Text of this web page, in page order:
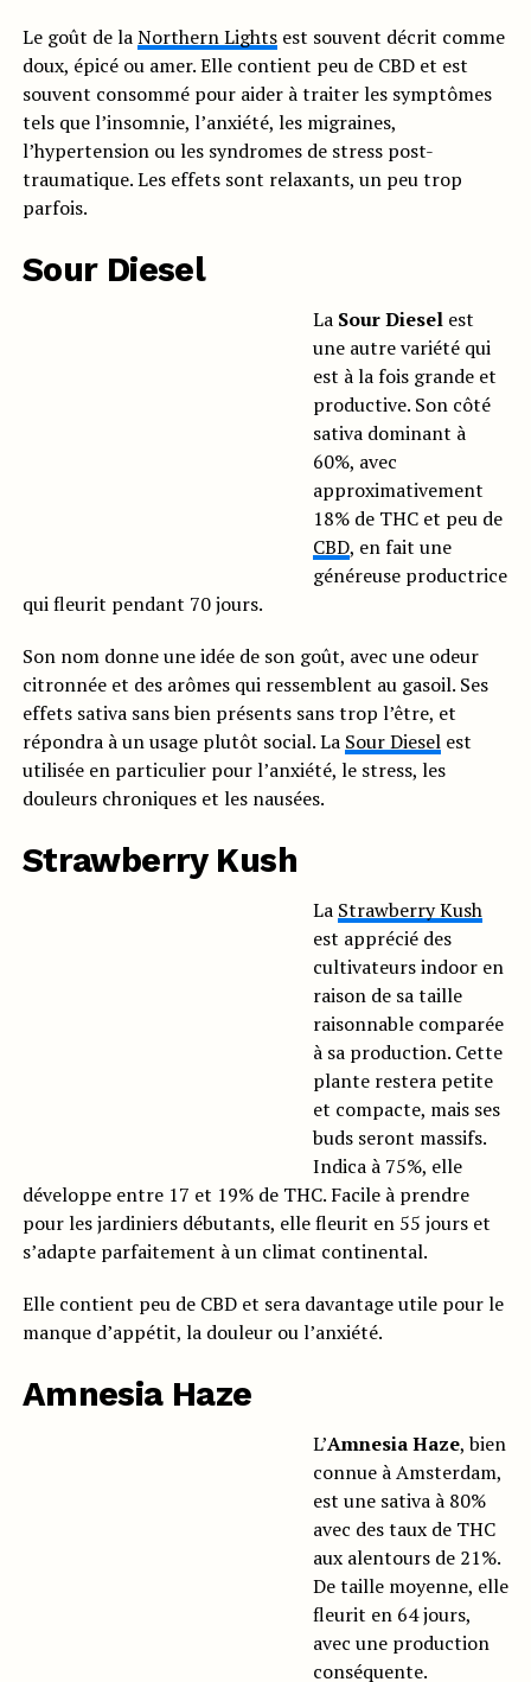
Le goût de laNorthern Lightsest souvent décrit comme
doux, épicé ou amer. Elle contient peu de CBD et est
souvent consommé pour aider à traiter les symptômes
tels que l’insomnie, l’anxiété, les migraines,
l’hypertension ou les syndromes de stress post-
traumatique. Les effets sont relaxants, un peu trop
parfois.
Sour Diesel
La Sour Dieselest
une autre variété qui
est à la fois grande et
productive. Son côté
sativa dominant à
60%, avec
approximativement
18% de THC et peu de
CBD, en fait une
généreuse productrice
qui fleurit pendant 70 jours.
Son nom donne une idée de son goût, avec une odeur
citronnée et des arômes qui ressemblent au gasoil. Ses
effets sativa sans bien présents sans trop l’être, et
répondra à un usage plutôt social. La Sour Dieselest
utilisée en particulier pour l’anxiété, le stress, les
douleurs chroniques et les nausées.
Strawberry Kush
La Strawberry Kush
est apprécié des
cultivateurs indoor en
raison de sa taille
raisonnable comparée
à sa production. Cette
plante restera petite
et compacte, mais ses
buds seront massifs.
Indica à 75%, elle
développe entre 17 et 19% de THC. Facile à prendre
pour les jardiniers débutants, elle fleurit en 55 jours et
s’adapte parfaitement à un climat continental.
Elle contient peu de CBD et sera davantage utile pour le
manque d’appétit, la douleur ou l’anxiété.
Amnesia Haze
L’Amnesia Haze, bien
connue à Amsterdam,
est une sativa à 80%
avec des taux de THC
aux alentours de 21%.
De taille moyenne, elle
fleurit en 64 jours,
avec une production
conséquente.